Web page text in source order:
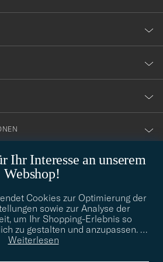
Ihr Interesse an unserem
Webshop!
Cookies zur Optimierung der
sowie zur Analyse der
um Ihr Shopping-Erlebnis so
zu gestalten und anzupassen. …
Weiterlesen
Suche nach Ihrem persönlichen Stil?
wir helfen Ihnen gerne weiter!